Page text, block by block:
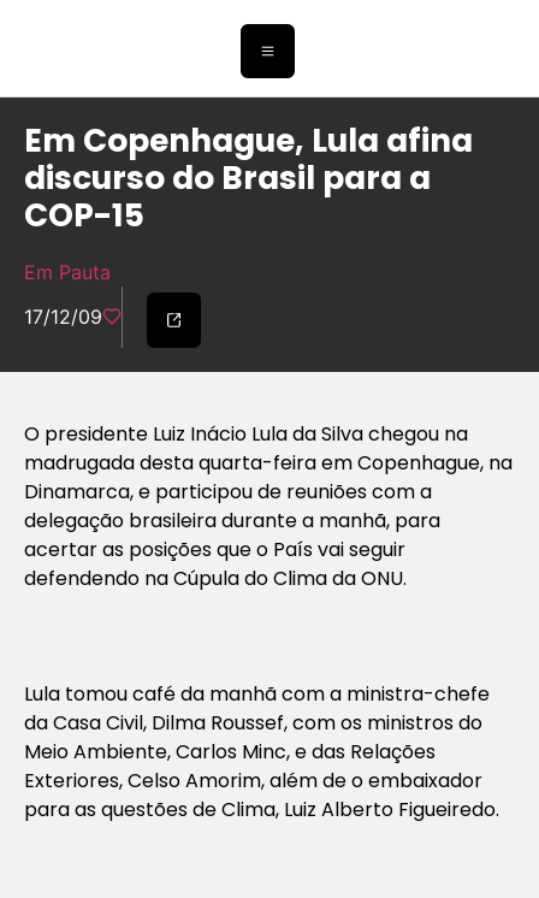
Em Copenhague, Lula afina
discurso do Brasil para a
COP-15
Em Pauta
17/12/09
O presidente Luiz Inácio Lula da Silva chegou na
madrugada desta quarta-feira em Copenhague, na
Dinamarca, e participou de reuniões com a
delegação brasileira durante a manhã, para
acertar as posições que o País vai seguir
defendendo na Cúpula do Clima da ONU.
Lula tomou café da manhã com a ministra-chefe
da Casa Civil, Dilma Roussef, com os ministros do
Meio Ambiente, Carlos Minc, e das Relações
Exteriores, Celso Amorim, além de o embaixador
para as questões de Clima, Luiz Alberto Figueiredo.